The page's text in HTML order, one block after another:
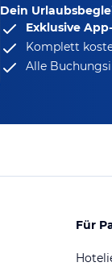
Dein
Exklusive
Komplett
Alle
Für